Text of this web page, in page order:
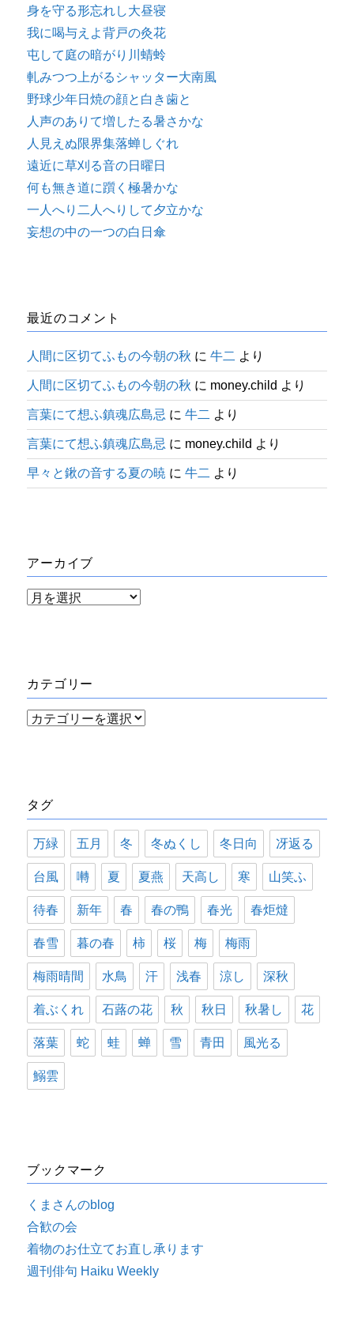
身を守る形忘れし大昼寝
我に喝与えよ背戸の灸花
屯して庭の暗がり川蜻蛉
軋みつつ上がるシャッター大南風
野球少年日焼の顔と白き歯と
人声のありて増したる暑さかな
人見えぬ限界集落蝉しぐれ
遠近に草刈る音の日曜日
何も無き道に躓く極暑かな
一人へり二人へりして夕立かな
妄想の中の一つの白日傘
最近のコメント
人間に区切てふもの今朝の秋 に牛二 より
人間に区切てふもの今朝の秋 に money.child より
言葉にて想ふ鎮魂広島忌 に牛二 より
言葉にて想ふ鎮魂広島忌 に money.child より
早々と鍬の音する夏の暁 に牛二 より
アーカイブ
ア
ブ
カテゴリー
カ
ー
タグ
万緑 五月 冬 冬ぬくし 冬日向 冴返る
台風 囀 夏 夏燕 天高し 寒 山笑ふ
待春 新年 春 春の鴨 春光 春炬燵
春雪 暮の春 柿 桜 梅 梅雨
梅雨晴間 水鳥 汗 浅春 涼し 深秋
着ぶくれ 石蕗の花 秋 秋日 秋暑し 花
落葉 蛇 蛙 蝉 雪 青田 風光る
鰯雲
ブックマーク
くまさんのblog
合歓の会
着物のお仕立てお直し承ります
週刊俳句 Haiku Weekly